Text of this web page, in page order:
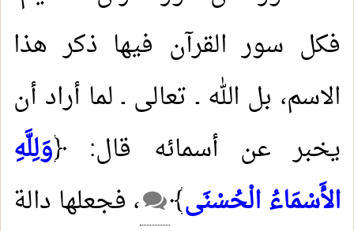
فكل سور القرآن فيها ذكر هذا
الاسم، بل الله ـ تعالى ـ لما أراد أن
يخبر عن أسمائه قال: ﴿وَلِلَّهِ
الأَسْمَاءُ الْحُسْنَى﴾
، فجعلها دالة